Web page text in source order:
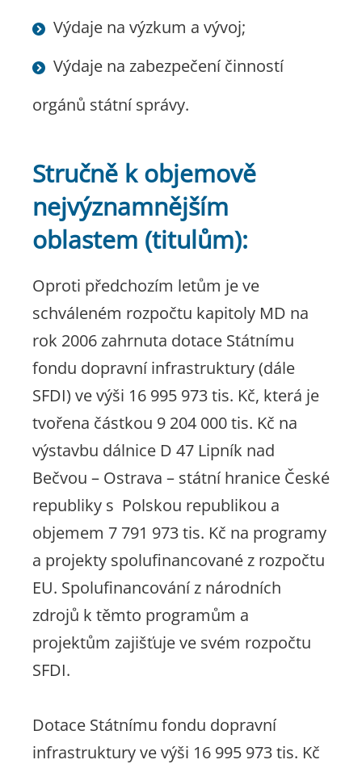
Výdaje na výzkum a vývoj;
Výdaje na zabezpečení činností
orgánů státní správy.
Stručně k objemově
nejvýznamnějším
oblastem (titulům):
Oproti předchozím letům je ve
schváleném rozpočtu kapitoly MD na
rok 2006 zahrnuta dotace Státnímu
fondu dopravní infrastruktury (dále
SFDI) ve výši 16 995 973 tis. Kč, která je
tvořena částkou 9 204 000 tis. Kč na
výstavbu dálnice D 47 Lipník nad
Bečvou – Ostrava – státní hranice České
republiky s Polskou republikou a
objemem 7 791 973 tis. Kč na programy
a projekty spolufinancované z rozpočtu
EU. Spolufinancování z národních
zdrojů k těmto programům a
projektům zajišťuje ve svém rozpočtu
SFDI.
Dotace Státnímu fondu dopravní
infrastruktury ve výši 16 995 973 tis. Kč